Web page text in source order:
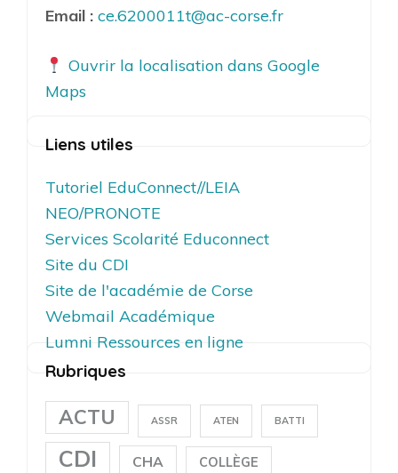
Email : ce.6200011t@ac-corse.fr
Ouvrir la localisation dans Google
Maps
Liens utiles
Tutoriel EduConnect//LEIA
NEO/PRONOTE
Services Scolarité Educonnect
Site du CDI
Site de l'académie de Corse
Webmail Académique
Lumni Ressources en ligne
Rubriques
ACTU ASSR ATEN BATTI
CDI CHA COLLÈGE